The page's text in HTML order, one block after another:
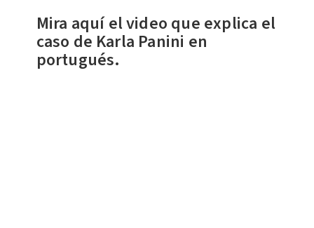
Mira aquí el video que explica el
caso de Karla Panini en
portugués.